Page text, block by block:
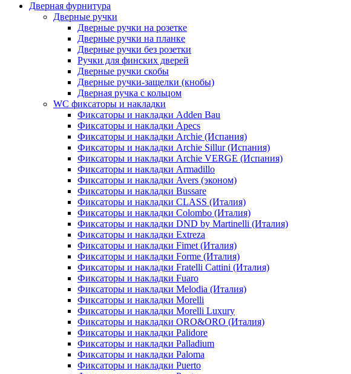
Дверная фурнитура
Дверные ручки
Дверные ручки на розетке
Дверные ручки на планке
Дверные ручки без розетки
Ручки для финских дверей
Дверные ручки скобы
Дверные ручки-защелки (кнобы)
Дверная ручка с кольцом
WC фиксаторы и накладки
Фиксаторы и накладки Adden Bau
Фиксаторы и накладки Apecs
Фиксаторы и накладки Archie (Испания)
Фиксаторы и накладки Archie Sillur (Испания)
Фиксаторы и накладки Archie VERGE (Испания)
Фиксаторы и накладки Armadillo
Фиксаторы и накладки Avers (эконом)
Фиксаторы и накладки Bussare
Фиксаторы и накладки CLASS (Италия)
Фиксаторы и накладки Colombo (Италия)
Фиксаторы и накладки DND by Martinelli (Италия)
Фиксаторы и накладки Extreza
Фиксаторы и накладки Fimet (Италия)
Фиксаторы и накладки Forme (Италия)
Фиксаторы и накладки Fratelli Cattini (Италия)
Фиксаторы и накладки Fuaro
Фиксаторы и накладки Melodia (Италия)
Фиксаторы и накладки Morelli
Фиксаторы и накладки Morelli Luxury
Фиксаторы и накладки ORO&ORO (Италия)
Фиксаторы и накладки Palidore
Фиксаторы и накладки Palladium
Фиксаторы и накладки Paloma
Фиксаторы и накладки Puerto